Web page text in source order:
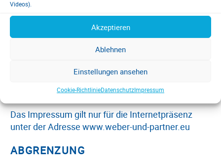
Videos).
Akzeptieren
Ablehnen
Einstellungen ansehen
Cookie-RichtlinieDatenschutzImpressum
werden Inhalte Dritter als solche gekennzeichnet.
Sollten Sie trotzdem auf eine
Urheberrechtsverletzung aufmerksam werden,
Bekanntwerden von Rechtsverletzungen werden
wir derartige Inhalte umgehend entfernen.
VERANTWORTUNGSBEREICH
Das Impressum gilt nur für die Internetpräsenz
unter der Adresse www.weber-und-partner.eu
ABGRENZUNG